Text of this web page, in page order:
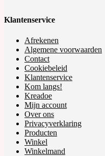
Klantenservice
Afrekenen
Algemene voorwaarden
Contact
Cookiebeleid
Klantenservice
Kom langs!
Kreadoe
Mijn account
Over ons
Privacyverklaring
Producten
Winkel
Winkelmand